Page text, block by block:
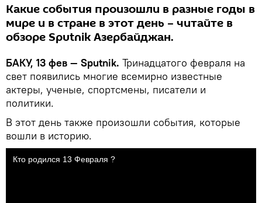
Какие события произошли в разные годы в
мире и в стране в этот день – читайте в
обзоре Sputnik Азербайджан.
БАКУ, 13 фев — Sputnik. Тринадцатого февраля на
свет появились многие всемирно известные
актеры, ученые, спортсмены, писатели и
политики.
В этот день также произошли события, которые
вошли в историю.